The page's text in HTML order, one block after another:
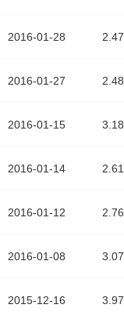
2016-01-28
2016-01-27
2016-01-15
2016-01-14
2016-01-12
2016-01-08
2015-12-16
2.47
2.48
3.18
2.61
2.76
3.07
3.97